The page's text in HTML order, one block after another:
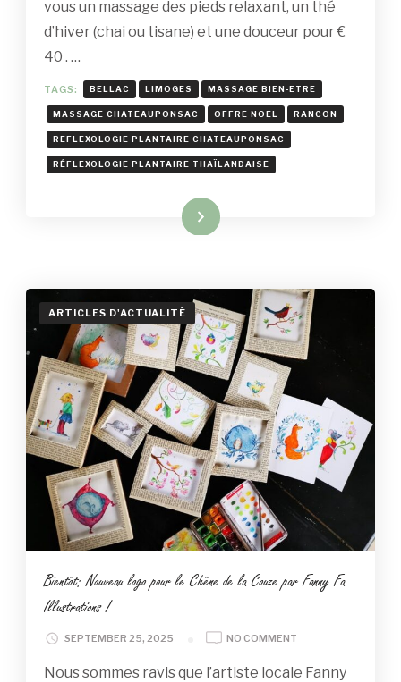
NOËL
CHALEUREUSE
!
vous un massage des pieds relaxant, un thé
d’hiver (chai ou tisane) et une douceur pour €
40 . …
TAGS: BELLAC LIMOGES MASSAGE BIEN-ETRE
MASSAGE CHATEAUPONSAC OFFRE NOEL RANCON
REFLEXOLOGIE PLANTAIRE CHATEAUPONSAC
RÉFLEXOLOGIE PLANTAIRE THAÏLANDAISE
Read More
ARTICLES D'ACTUALITÉ
Bientôt: Nouveau logo pour le Chêne de la Couze par Fanny Fa
Illustrations !
SEPTEMBER 25, 2025 NO COMMENT
NOUVEAU
Nous sommes ravis que l’artiste locale Fanny